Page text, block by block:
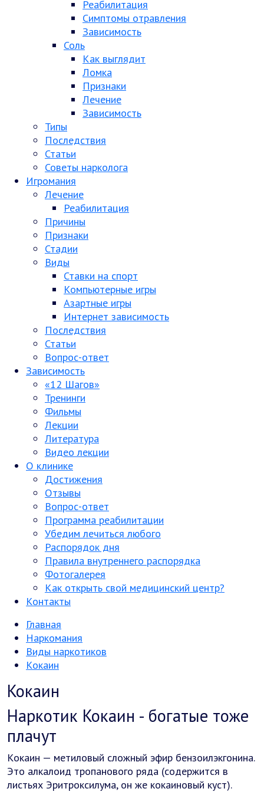
Реабилитация
Симптомы отравления
Зависимость
Соль
Как выглядит
Ломка
Признаки
Лечение
Зависимость
Типы
Последствия
Статьи
Советы нарколога
Игромания
Лечение
Реабилитация
Причины
Признаки
Стадии
Виды
Ставки на спорт
Компьютерные игры
Азартные игры
Интернет зависимость
Последствия
Статьи
Вопрос-ответ
Зависимость
«12 Шагов»
Тренинги
Фильмы
Лекции
Литература
Видео лекции
О клинике
Достижения
Отзывы
Вопрос-ответ
Программа реабилитации
Убедим лечиться любого
Распорядок дня
Правила внутреннего распорядка
Фотогалерея
Как открыть свой медицинский центр?
Контакты
Главная
Наркомания
Виды наркотиков
Кокаин
Кокаин
Наркотик Кокаин - богатые тоже
плачут
Кокаин — метиловый сложный эфир бензоилэкгонина.
Это алкалоид тропанового ряда (содержится в
листьях Эритроксилума, он же кокаиновый куст).